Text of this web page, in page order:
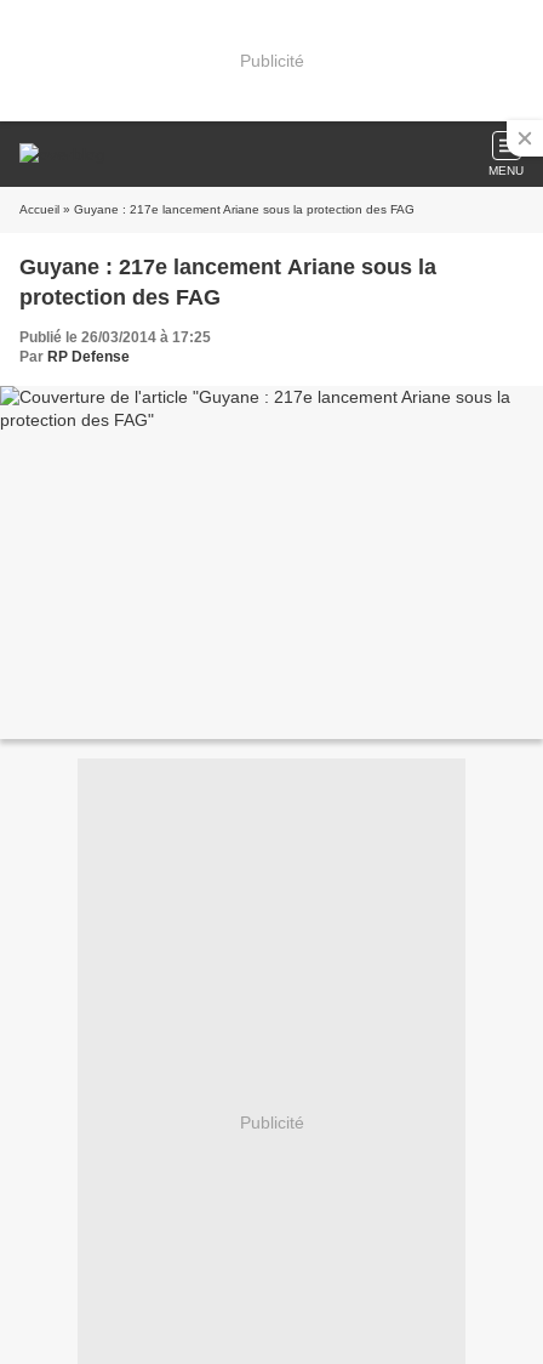
Publicité
MENU
Accueil » Guyane : 217e lancement Ariane sous la protection des FAG
Guyane : 217e lancement Ariane sous la
protection des FAG
Publié le 26/03/2014 à 17:25
Par RP Defense
Publicité